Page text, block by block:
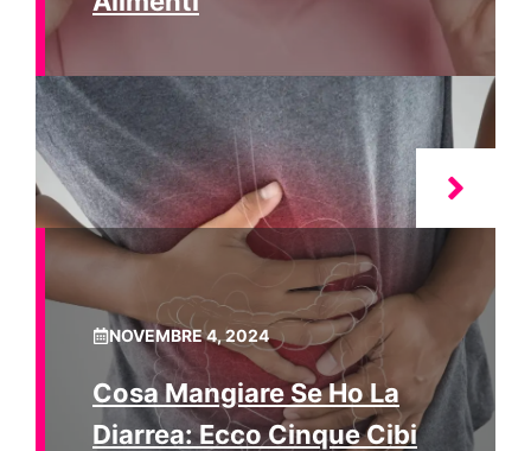
NOVEMBRE 4, 2024
Cosa Mangiare Se Ho La
Diarrea: Ecco Cinque Cibi